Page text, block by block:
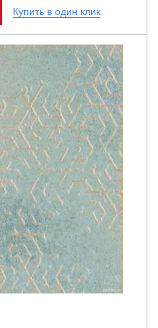
Купить в один клик